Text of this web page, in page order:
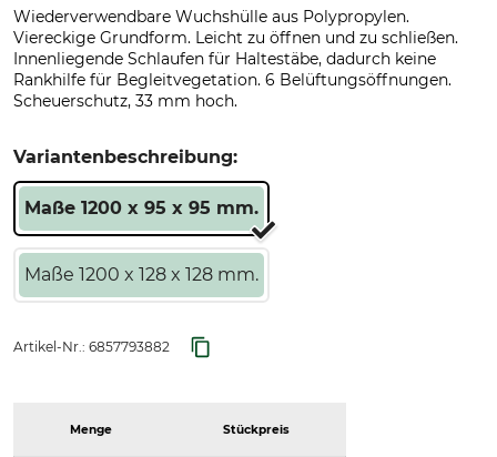
Wiederverwendbare Wuchshülle aus Polypropylen.
Viereckige Grundform. Leicht zu öffnen und zu schließen.
Innenliegende Schlaufen für Haltestäbe, dadurch keine
Rankhilfe für Begleitvegetation. 6 Belüftungsöffnungen.
Scheuerschutz, 33 mm hoch.
Variantenbeschreibung:
Maße 1200 x 95 x 95 mm.
Maße 1200 x 128 x 128 mm.
Artikel-Nr.: 6857793882
Menge Stückpreis